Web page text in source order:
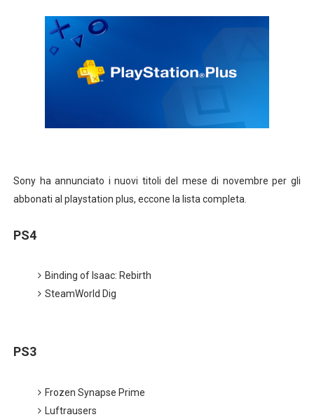
Gli incredibili 2: tutte le iniziative UCI Cinemas
Tutte le curiosità su Orange Is The New Black
Emmy Rossum lascia Shameless
"Sherlock Holmes 3" nei cinema a natale 2020
STREGHE "CHARMED": TRAILER, TRAMA E PERSONAGGI
LILLI E IL VAGABONDO NEWS SUL LIVE-ACTION
THE BIG BANG THEORY L'ADDIO CON LA DODICESIMA
Angolo cinema #33 Big Fish - Le storie di una vita
Recensione: Ritorno al Futuro - Storie mai narrate e
Sony ha annunciato i nuovi titoli del mese di novembre per gli
abbonati al playstation plus, eccone la lista completa.
PS4
Binding of Isaac: Rebirth
SteamWorld Dig
PS3
Frozen Synapse Prime
Luftrausers